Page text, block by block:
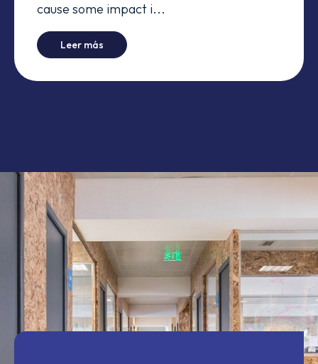
cause some impact i...
Leer más Reality And Expectations: A Data Analysis